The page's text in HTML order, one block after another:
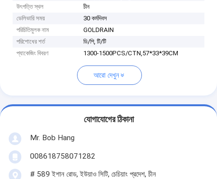
উৎপত্তি স্থল
চীন
ডেলিভারি সময়
30 কর্মদিবস
পরিচিতিমুলক নাম
GOLDRAIN
পরিশোধের শর্ত
ডি/পি, টি/টি
প্যাকেজিং বিবরণ
1300-1500PCS/CTN,57*33*39CM
আরো দেখুন
যোগাযোগের ঠিকানা
Mr. Bob Hang
008618758071282
# 589 ইশান রোড, ইউয়াও সিটি, চেচিয়াং প্রদেশ, চীন